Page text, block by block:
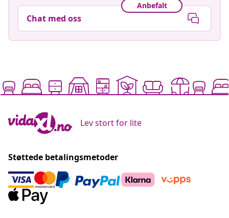
Anbefalt
Chat med oss
Lev stort for lite
Støttede betalingsmetoder